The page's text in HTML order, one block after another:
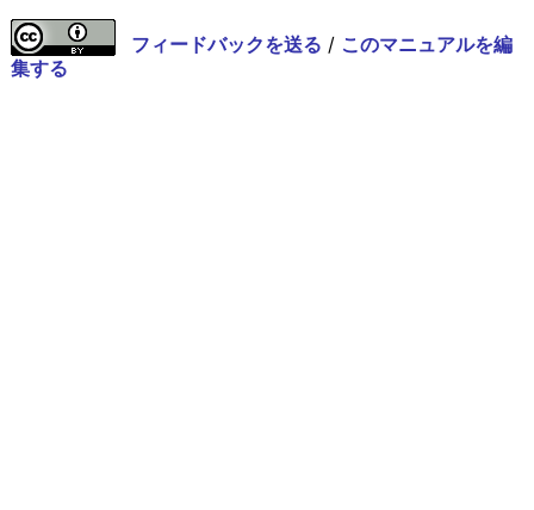
フィードバックを送る / このマニュアルを編
集する